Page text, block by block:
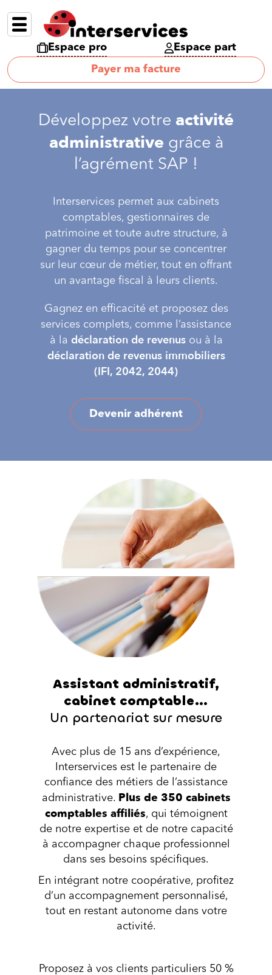
Espace pro
Espace part
Payer ma facture
Développez votre activité
administrative grâce à
l’agrément SAP !
Interservices permet aux cabinets
comptables, gestionnaires de
patrimoine et toute autre structure, à
gagner du temps pour se concentrer
sur leur cœur de métier, tout en offrant
un avantage fiscal à leurs clients.
Gagnez en efficacité et proposez des
services complets, comme l’assistance
à la déclaration de revenusou à la
déclaration de revenus immobiliers
(IFI, 2042, 2044)
Devenir adhérent
Assistant administratif,
cabinet comptable…
Un partenariat sur mesure
Avec plus de 15 ans d’expérience,
Interservices est le partenaire de
confiance des métiers de l’assistance
administrative. Plus de 350 cabinets
comptables affiliés, qui témoignent
de notre expertise et de notre capacité
à accompagner chaque professionnel
dans ses besoins spécifiques.
En intégrant notre coopérative, profitez
d’un accompagnement personnalisé,
tout en restant autonome dans votre
activité.
Proposez à vos clients particuliers 50 %